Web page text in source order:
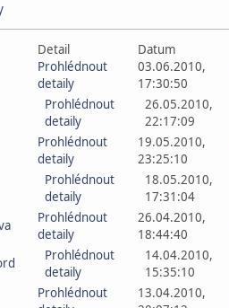
Detail Datum
Prohlédnout
detaily
03.06.2010,
17:30:50
Prohlédnout
detaily
26.05.2010,
22:17:09
Prohlédnout
detaily
19.05.2010,
23:25:10
Prohlédnout
detaily
18.05.2010,
17:31:04
Prohlédnout
detaily
26.04.2010,
18:44:40
Prohlédnout
detaily
14.04.2010,
15:35:10
Prohlédnout
13.04.2010,